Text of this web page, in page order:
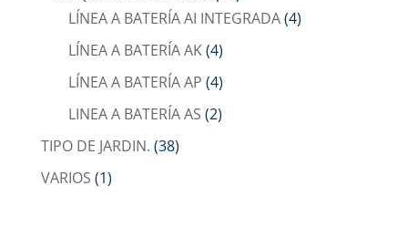
LÍNEA A BATERÍA AI INTEGRADA(4)
LÍNEA A BATERÍA AK(4)
LÍNEA A BATERÍA AP (4)
LINEA A BATERÍA AS (2)
TIPO DE JARDIN. (38)
VARIOS (1)